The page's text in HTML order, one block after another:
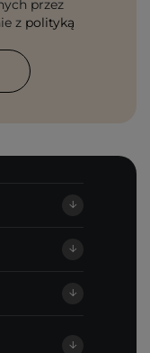
przez
z polityką